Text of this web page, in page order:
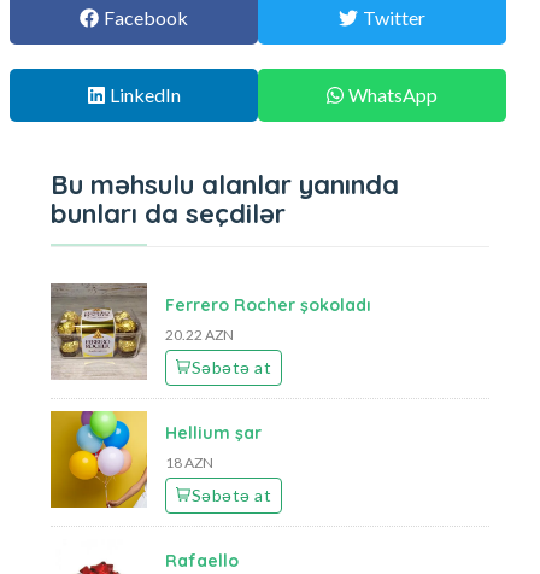
Facebook Twitter
LinkedIn WhatsApp
Bu məhsulu alanlar yanında
bunları da seçdilər
Ferrero Rocher şokoladı
20.22 AZN
Səbətə at
Hellium şar
18 AZN
Səbətə at
Rafaello